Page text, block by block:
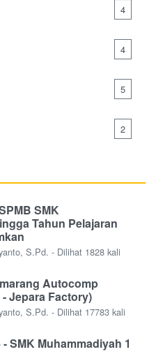
4
4
5
2
SMK
Tahun Pelajaran
S.Pd. - Dilihat 1828 kali
Autocomp
Jepara Factory)
S.Pd. - Dilihat 17783 kali
SMK Muhammadiyah 1